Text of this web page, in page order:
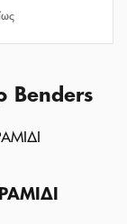
Benders